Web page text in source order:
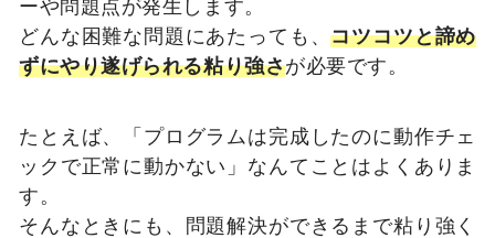
ーや問題点が発生します。
どんな困難な問題にあたっても、コツコツと諦め
ずにやり遂げられる粘り強さが必要です。
たとえば、「プログラムは完成したのに動作チェ
ックで正常に動かない」なんてことはよくありま
す。
そんなときにも、問題解決ができるまで粘り強く